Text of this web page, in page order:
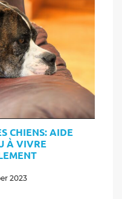
CHIENS: AIDE
À VIVRE
2023